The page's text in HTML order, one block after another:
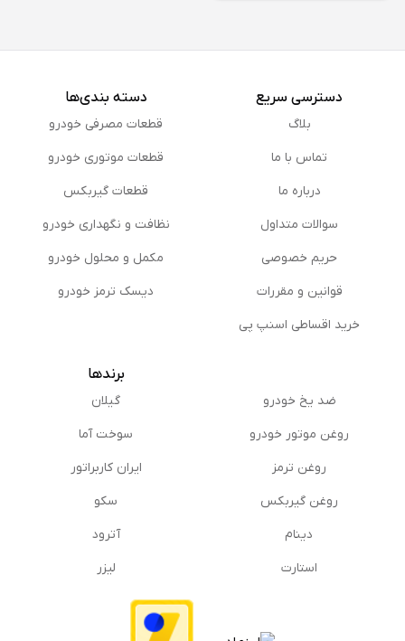
دسترسی سریع
بلاگ
تماس با ما
درباره ما
سوالات متداول
حریم خصوصی
قوانین و مقررات
خرید اقساطی اسنپ پی
دسته بندی‌ها
قطعات مصرفی خودرو
قطعات موتوری خودرو
قطعات گیربکس
نظافت و نگهداری خودرو
مكمل و محلول خودرو
دیسک ترمز خودرو
ضد یخ خودرو
روغن موتور خودرو
روغن ترمز
روغن گیربكس
دینام
استارت
برندها
گیلان
سوخت آما
ایران کاربراتور
سکو
آترود
لیزر